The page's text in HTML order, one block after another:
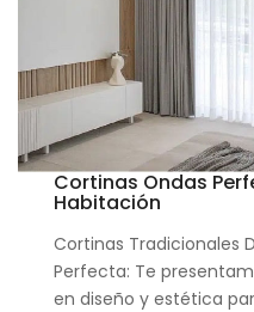
Cortinas Ondas
Habitación
Cortinas Tradicionales
Perfecta: Te
en diseño y estética